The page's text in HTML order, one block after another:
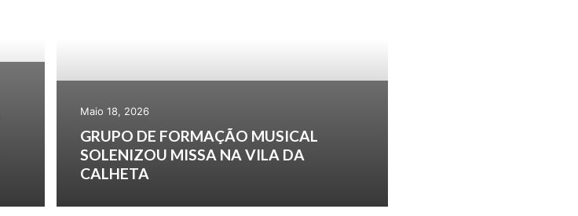
Maio 18, 2026
GRUPO DE FORMAÇÃO MUSICAL
SOLENIZOU MISSA NA VILA DA
CALHETA